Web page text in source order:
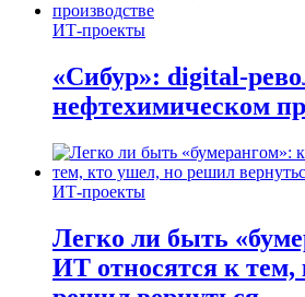
ИТ-проекты
«Сибур»: digital-
нефтехимическом
ИТ-проекты
Легко ли быть
ИТ относятся к тем,